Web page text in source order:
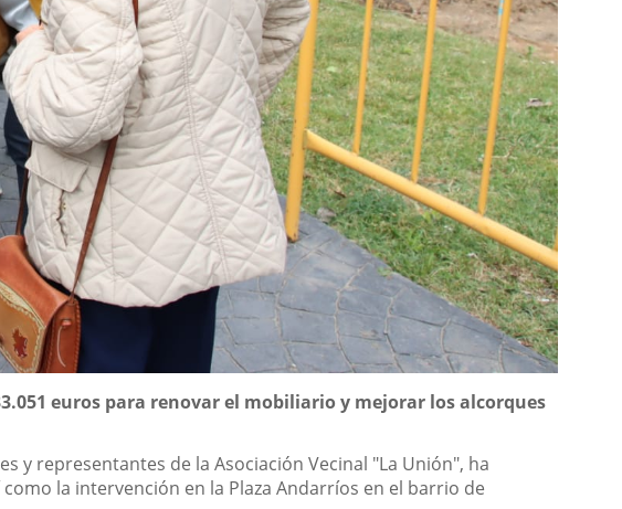
euros para renovar el mobiliario y mejorar los alcorques
y representantes de la Asociación Vecinal "La Unión", ha
la intervención en la Plaza Andarríos en el barrio de